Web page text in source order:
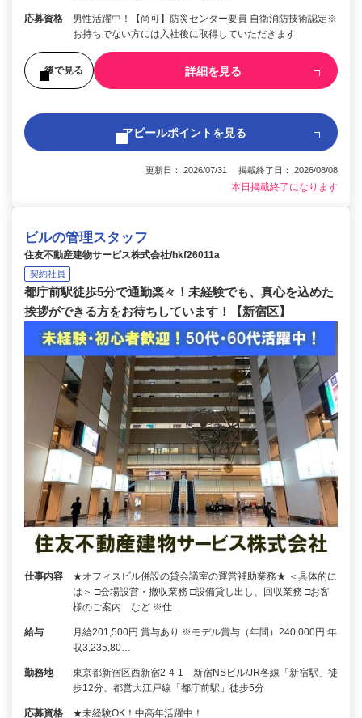
応募資格
男性活躍中！【尚可】防災センター要員 自衛消防技術認定※
お持ちでない方には入社後に取得していただきます
後で見る 詳細を見る
アピールポイントを見る
更新日： 2026/07/31 掲載終了日： 2026/08/08
本日掲載終了になります
ビルの管理スタッフ
住友不動産建物サービス株式会社/hkf26011a
契約社員
都庁前駅徒歩5分で通勤楽々！未経験でも、真心を込めた
挨拶ができる方をお待ちしています！【新宿区】
仕事内容
★オフィスビル併設の貸会議室の運営補助業務★ ＜具体的に
は＞ □会場設営・撤収業務 □設備貸し出し、回収業務 □お客
様のご案内 など ※仕…
給与
月給201,500円 賞与あり ※モデル賞与（年間）240,000円 年
収3,235,80…
勤務地
東京都新宿区西新宿2-4-1 新宿NSビル/JR各線「新宿駅」徒
歩12分、都営大江戸線「都庁前駅」徒歩5分
応募資格 ★未経験OK！中高年活躍中！